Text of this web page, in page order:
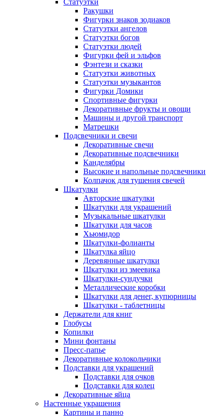
Статуэтки
Ракушки
Фигурки знаков зодиаков
Статуэтки ангелов
Статуэтки богов
Статуэтки людей
Фигурки фей и эльфов
Фэнтези и сказки
Статуэтки животных
Статуэтки музыкантов
Фигурки Домики
Спортивные фигурки
Декоративные фрукты и овощи
Машины и другой транспорт
Матрешки
Подсвечники и свечи
Декоративные свечи
Декоративные подсвечники
Канделябры
Высокие и напольные подсвечники
Колпачок для тушения свечей
Шкатулки
Авторские шкатулки
Шкатулки для украшений
Музыкальные шкатулки
Шкатулки для часов
Хьюмидор
Шкатулки-фолианты
Шкатулка яйцо
Деревянные шкатулки
Шкатулки из змеевика
Шкатулки-сундучки
Металлические коробки
Шкатулки для денег, купюрницы
Шкатулки - таблетницы
Держатели для книг
Глобусы
Копилки
Мини фонтаны
Пресс-папье
Декоративные колокольчики
Подставки для украшений
Подставки для очков
Подставки для колец
Декоративные яйца
Настенные украшения
Картины и панно